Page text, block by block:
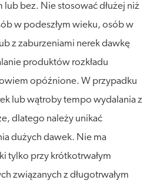
bez. Nie stosować dłużej niż
w podeszłym wieku, osób w
z zaburzeniami nerek dawkę
produktów rozkładu
opóźnione. W przypadku
lub wątroby tempo wydalania z
dlatego należy unikać
dużych dawek. Nie ma
tylko przy krótkotrwałym
związanych z długotrwałym